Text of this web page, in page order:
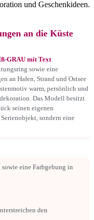
an die Küste
GRAU mit Text
sowie eine
an Hafen, Strand und Ostsee
warm, persönlich und
Das Modell besitzt
seinen eigenen
sondern eine
eine Farbgebung in
den